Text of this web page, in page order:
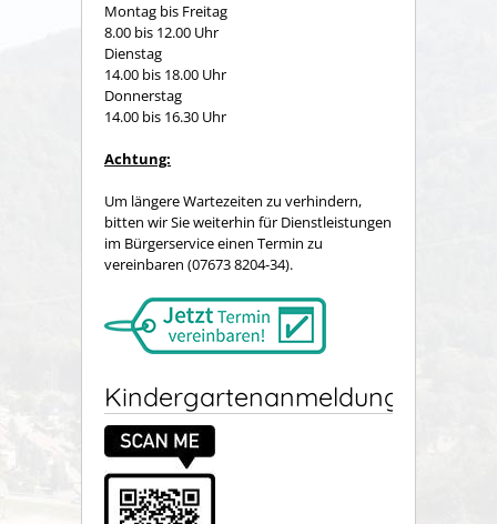
Montag bis Freitag
8.00 bis 12.00 Uhr
Dienstag
14.00 bis 18.00 Uhr
Donnerstag
14.00 bis 16.30 Uhr
Achtung:
Um längere Wartezeiten zu verhindern,
bitten wir Sie weiterhin für Dienstleistungen
im Bürgerservice einen Termin zu
vereinbaren (07673 8204-34).
Kindergartenanmeldung